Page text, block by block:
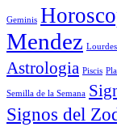
Geminis
Mendez
Astrologia Piscis
Semilla de la Semana
Signos del